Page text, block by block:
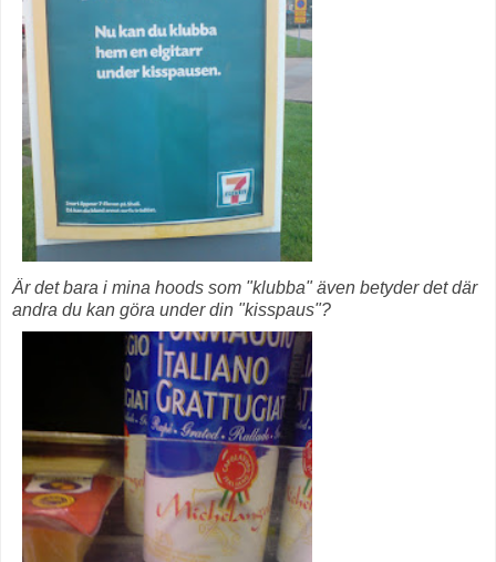
Är det bara i mina hoods som "klubba" även betyder det där
andra du kan göra under din "kisspaus"?